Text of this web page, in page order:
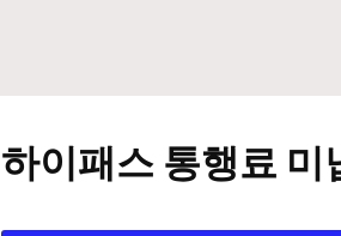
하이패스 통행료 미